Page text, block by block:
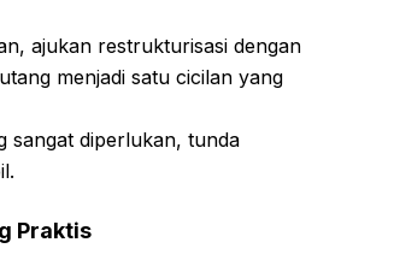
ajukan restrukturisasi dengan
menjadi satu cicilan yang
sangat diperlukan, tunda
Praktis